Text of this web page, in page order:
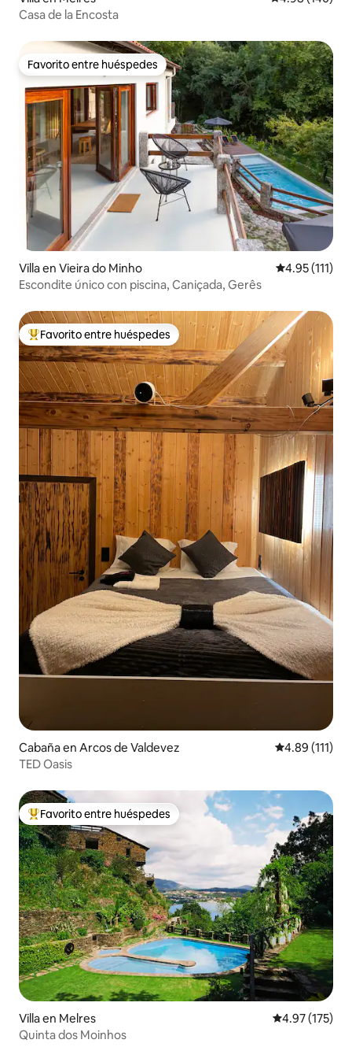
Casa de la Encosta
Favorito entre huéspedes
Favorito entre huéspedes
Villa en Vieira do Minho Calificación
4.95 (111)
Escondite único con piscina, Caniçada, Gerês
De los mejores en Favorito entre huéspedes
Favorito entre huéspedes
Cabaña en Arcos de Valdevez Calificación
4.89 (111)
TED Oasis
De los mejores en Favorito entre huéspedes
Favorito entre huéspedes
Villa en Melres Calificación
4.97 (175)
Quinta dos Moinhos